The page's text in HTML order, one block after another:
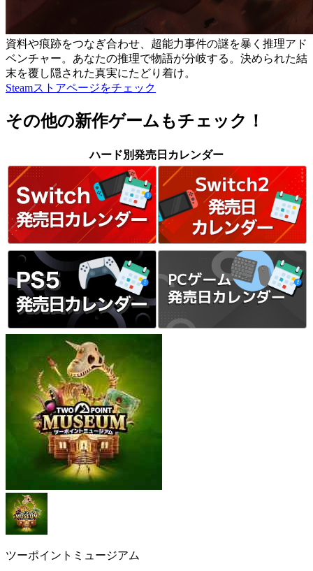
資料や痕跡をつなぎ合わせ、超能力事件の謎を暴く推理アド
ベンチャー。あなたの推理で物語が分岐する。決められた結
末を覆し隠された真実にたどり着け。
Steamストアページをチェック
その他の新作ゲームもチェック！
ハード別発売日カレンダー
ツーポイントミュージアム